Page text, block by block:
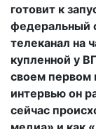
готовит к
федеральный
телеканал на
купленной у
своем первом
интервью он
сейчас